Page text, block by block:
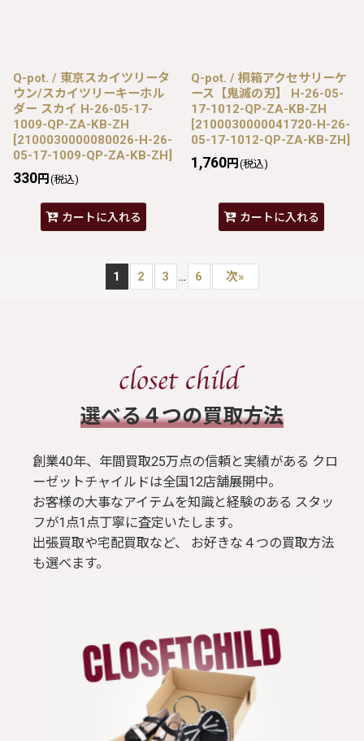
Q-pot. / 東京スカイツリータ
ウン/スカイツリーキーホル
ダー スカイ H-26-05-17-
1009-QP-ZA-KB-ZH
[2100030000080026-H-26-
05-17-1009-QP-ZA-KB-ZH]
330円 (税込)
カートに入れる
Q-pot. / 桐箱アクセサリーケ
ース【鬼滅の刃】 H-26-05-
17-1012-QP-ZA-KB-ZH
[2100030000041720-H-26-
05-17-1012-QP-ZA-KB-ZH]
1,760円 (税込)
カートに入れる
1 2 3 ... 6 次»
​選べる４つの買取方法
創業40年、年間買取25万点の信頼と実績がある クロ
ーゼットチャイルドは全国12店舗展開中。
お客様の大事なアイテムを知識と経験のある スタッ
フが1点1点丁寧に査定いたします。
出張買取や宅配買取など、 お好きな４つの買取方法
も選べます。